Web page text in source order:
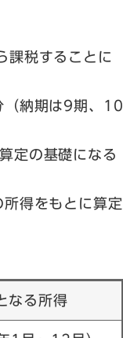
課税することに
（納期は9期、10
定の基礎になる
得をもとに算定
なる所得